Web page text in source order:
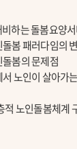
하는 돌봄요양
봄 패러다임의
봄의 문제점
노인이 살아가
노인돌봄체계